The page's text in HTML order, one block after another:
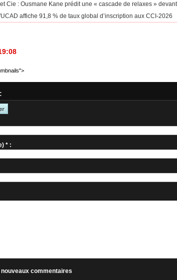
Cie : Ousmane Kane prédit une « cascade de relaxes »
affiche 91,8 % de taux global d’inscription aux CCI-2026
* :
commentaires